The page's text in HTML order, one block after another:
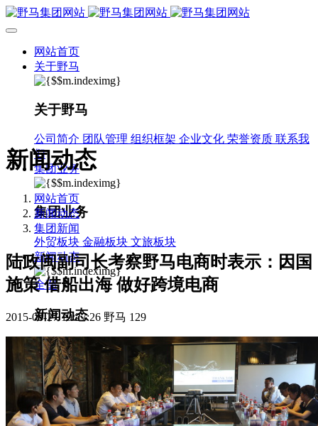
网站首页
关于野马
关于野马
公司简介 团队管理 组织框架 企业文化 荣誉资质 联系我
们
集团业务
集团业务
外贸板块 金融板块 文旅板块
新闻动态
全部
新闻动态
集团新闻
媒体报道
往来名人
人才招聘
人才招聘
新闻动态
网站首页
新闻动态
集团新闻
陆政闽副司长考察野马电商时表示：因国
施策 借船出海 做好跨境电商
2015-08-27 19:27:26 野马 129